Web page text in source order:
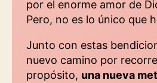
por el enorme amor de
Pero, no es lo único que
Junto con estas
nuevo camino por
propósito, una nueva